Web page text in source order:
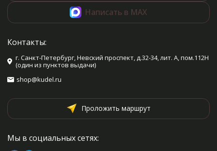
Написать в MAX
Контакты:
г. Санкт-Петербург, Невский проспект, д.32-34, лит. А, пом.112Н
(один из пунктов выдачи)
shop@kudel.ru
Проложить маршрут
Мы в социальных сетях: